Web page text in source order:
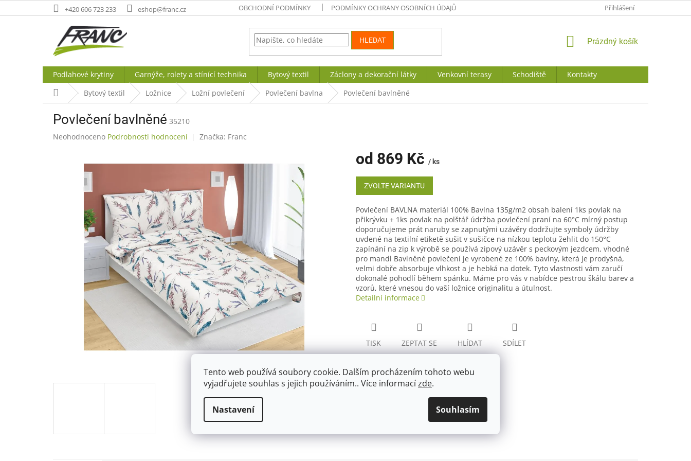
Tento web používá soubory cookie. Dalším procházením tohoto webu
vyjadřujete souhlas s jejich používáním.. Více informacízde.
Nastavení Souhlasím
na
+420 606 723 233 eshop@franc.cz OBCHODNÍ PODMÍNKY PODMÍNKY OCHRANY OSOBNÍCH ÚDAJŮ Přihlášení
HLEDAT
NÁKUPNÍ
Prázdný košík
Podlahové krytiny Garnýže, rolety a stínící technika Bytový textil Záclony a dekorační látky Venkovní terasy Schodiště
Kontakty
Domů Bytový textil Ložnice Ložní povlečení Povlečení bavlna Povlečení bavlněné
Povlečení bavlněné 35210
Průměrné
Neohodnoceno Podrobnosti hodnocení Značka: Franc
od 869 Kč / ks
Měrná
cena:
ZVOLTE VARIANTU
Povlečení BAVLNA materiál 100% Bavlna 135g/m2 obsah balení 1ks povlak na
přikrývku + 1ks povlak na polštář údržba povlečení praní na 60°C mírný postup
doporučujeme prát naruby se zapnutými uzávěry dodržujte symboly údržby
uvdené na textilní etiketě sušit v sušičce na nízkou teplotu žehlit do 150°C
zapínání na zip k výrobě se používá zipový uzávěr s peckovým jezdcem, vhodné
pro mandl Bavlněné povlečení je vyrobené ze 100% bavlny, která je prodyšná,
velmi dobře absorbuje vlhkost a je hebká na dotek. Tyto vlastnosti vám zaručí
dokonalé pohodlí během spánku. Máme pro vás v nabídce pestrou škálu barev a
vzorů, které vnesou do vaší ložnice originalitu a útulnost.
Detailní informace
TISK ZEPTAT SE HLÍDAT SDÍLET